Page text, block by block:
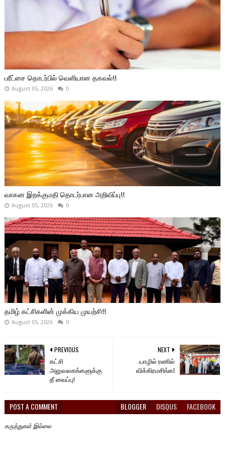
பரீட்சை தொடர்பில் வெளியான தகவல்!!
August 05, 2026 0
வாகன இறக்குமதி தொடர்பான அறிவிப்பு!!
August 05, 2026 0
தமிழ் கட்சிகளின் முக்கிய முயற்சி!!
August 05, 2026 0
NEXT
யாழில் ரணில்
விக்கிரமசிங்க!
PREVIOUS
கட்சி
அலுவலகங்களுக்கு
தீ வைப்பு!
POST A COMMENT BLOGGER DISQUS FACEBOOK
கருத்துகள் இல்லை